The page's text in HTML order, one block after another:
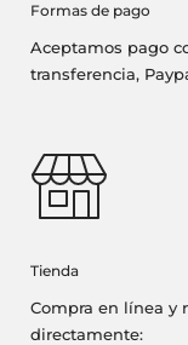
Formas de pago
Aceptamos pago
transferencia,
Tienda
Compra en línea y
directamente: